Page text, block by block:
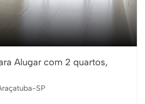
Alugar com 2 quartos,
SP